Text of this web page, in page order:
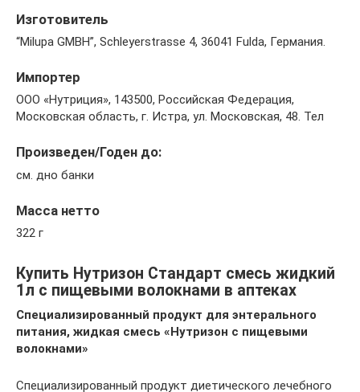
Изготовитель
“Milupa GMBH”, Schleyerstrasse 4, 36041 Fulda, Германия.
Импортер
ООО «Нутриция», 143500, Российская Федерация,
Московская область, г. Истра, ул. Московская, 48. Тел
Произведен/Годен до:
см. дно банки
Масса нетто
322 г
Купить Нутризон Стандарт смесь жидкий
1л с пищевыми волокнами в аптеках
Специализированный продукт для энтерального
питания, жидкая смесь «Нутризон с пищевыми
волокнами»
Специализированный продукт диетического лечебного